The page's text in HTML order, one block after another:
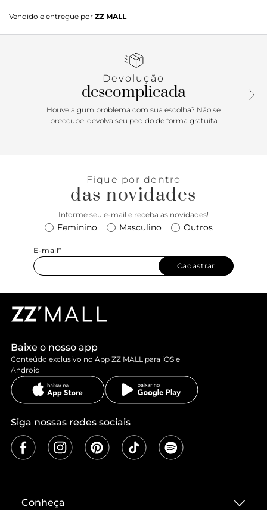
formato desestruturado e molinho, estilo saco, e alça lateral
em tira fina com costura aparente. Traz fecho superior em
fechamento. Porque Apostar Rica em design essa bolsa
Prática, espaçosa e resistente, ela preenche todos os
requisitos básicos para bolsa perfeita, e o melhor? Combina
com tudo! Arrase muito por aí, com essa belezinha!
Vendido e entregue por ZZ MALL
Devolução
descomplicada
Houve algum problema com sua escolha? Não se
preocupe: devolva seu pedido de forma gratuita
Fique por dentro
das novidades
Informe seu e-mail e receba as novidades!
Feminino Masculino Outros
E-mail*
Cadastrar
Baixe o nosso app
Conteúdo exclusivo no App ZZ MALL para iOS e
Android
Siga nossas redes sociais
Conheça